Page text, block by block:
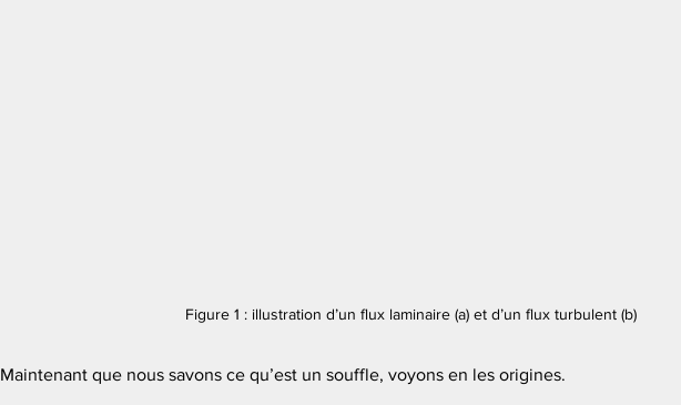
Figure 1 : illustration d’un flux laminaire (a) et d’un flux turbulent (b)
Maintenant que nous savons ce qu’est un souffle, voyons en les origines.